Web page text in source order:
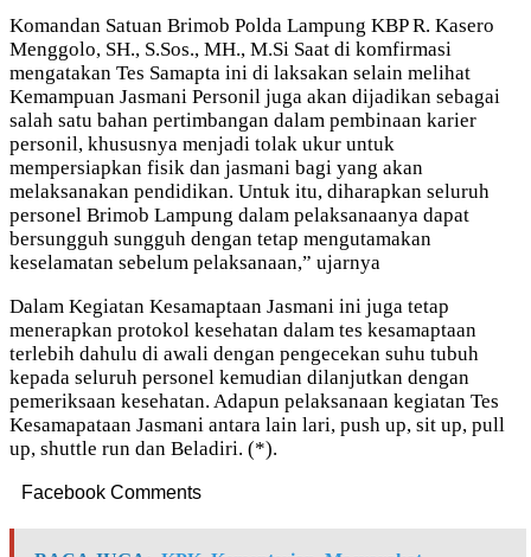
Komandan Satuan Brimob Polda Lampung KBP R. Kasero
Menggolo, SH., S.Sos., MH., M.Si Saat di komfirmasi
mengatakan Tes Samapta ini di laksakan selain melihat
Kemampuan Jasmani Personil juga akan dijadikan sebagai
salah satu bahan pertimbangan dalam pembinaan karier
personil, khususnya menjadi tolak ukur untuk
mempersiapkan fisik dan jasmani bagi yang akan
melaksanakan pendidikan. Untuk itu, diharapkan seluruh
personel Brimob Lampung dalam pelaksanaanya dapat
bersungguh sungguh dengan tetap mengutamakan
keselamatan sebelum pelaksanaan,” ujarnya
Dalam Kegiatan Kesamaptaan Jasmani ini juga tetap
menerapkan protokol kesehatan dalam tes kesamaptaan
terlebih dahulu di awali dengan pengecekan suhu tubuh
kepada seluruh personel kemudian dilanjutkan dengan
pemeriksaan kesehatan. Adapun pelaksanaan kegiatan Tes
Kesamapataan Jasmani antara lain lari, push up, sit up, pull
up, shuttle run dan Beladiri. (*).
Facebook Comments